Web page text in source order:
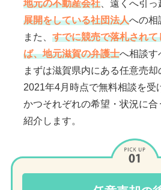
地元の不動産会社、遠くへ引っ
展開をしている社団法人への相
また、 すでに競売で落札され
ば、地元滋賀の弁護士へ相談す
まずは滋賀県内にある任意売却
2021年4月時点で無料相談を受
かつそれぞれの希望・状況に
紹介します。